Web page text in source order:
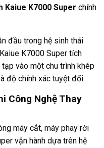
K7000 Super chính
đầu trong hệ sinh thái
K7000 Super tích
vào một chu trình khép
độ chính xác tuyệt đối.
Công Nghệ Thay
máy cắt, máy phay rời
vận hành dựa trên hệ